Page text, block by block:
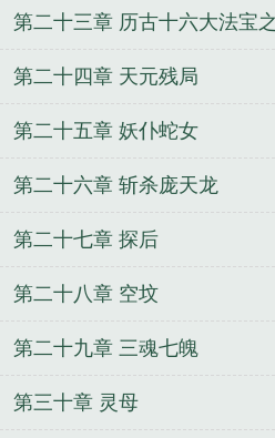
第二十三章 历古十六大法宝
第二十四章 天元残局
第二十五章 妖仆蛇女
第二十六章 斩杀庞天龙
第二十七章 探后
第二十八章 空坟
第二十九章 三魂七魄
第三十章 灵母